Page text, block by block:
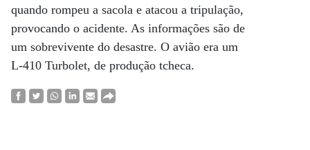
quando rompeu a sacola e atacou a tripulação,
provocando o acidente. As informações são de
um sobrevivente do desastre. O avião era um
L-410 Turbolet, de produção tcheca.